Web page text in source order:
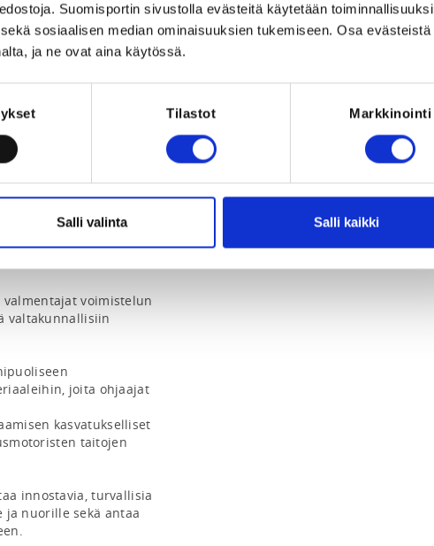
Suomisportin sivustolla evästeitä käytetään
sosiaalisen median ominaisuuksien tukemiseen. Osa evästeistä
ja ne ovat aina käytössä.
Tilastot Markkinointi
Salli valinta Salli kaikki
materiaalit ovat
voimistelun
valtakunnallisiin
joita ohjaajat
kasvatukselliset
taitojen
innostavia, turvallisia
nuorille sekä antaa